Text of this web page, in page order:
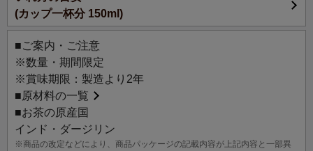
ご家庭やオフィスで、気軽に旬ならではの風味をお楽しみ
ください。
(カップ一杯分 150ml)
■ご案内・ご注意
※数量・期間限定
※賞味期限：製造より2年
■原材料の一覧
■お茶の原産国
インド・ダージリン
※商品の改定などにより、商品パッケージの記載内容が上記内容と一部異